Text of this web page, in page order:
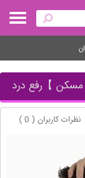
مسکن 】رفع درد
نظرات کاربران ( 0 )